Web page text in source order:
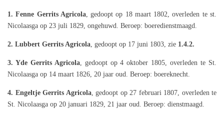
1. Fenne Gerrits Agricola, gedoopt op 18 maart 1802, overleden te st.
Nicolaasga op 23 juli 1829, ongehuwd. Beroep: boeredienstmaagd.
2. Lubbert Gerrits Agricola, gedoopt op 17 juni 1803, zie 1.4.2.
3. Yde Gerrits Agricola, gedoopt op 4 oktober 1805, overleden te St.
Nicolaasga op 14 maart 1826, 20 jaar oud. Beroep: boereknecht.
4. Engeltje Gerrits Agricola, gedoopt op 27 februari 1807, overleden te
St. Nicolaasga op 20 januari 1829, 21 jaar oud. Beroep: dienstmaagd.